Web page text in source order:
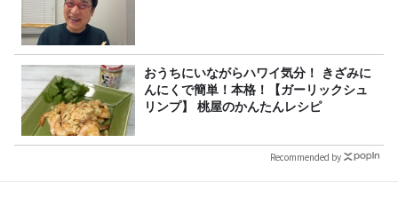
おうちにいながらハワイ気分！ きざみに
んにくで簡単！本格！【ガーリックシュ
リンプ】 桃屋のかんたんレシピ
Recommended by